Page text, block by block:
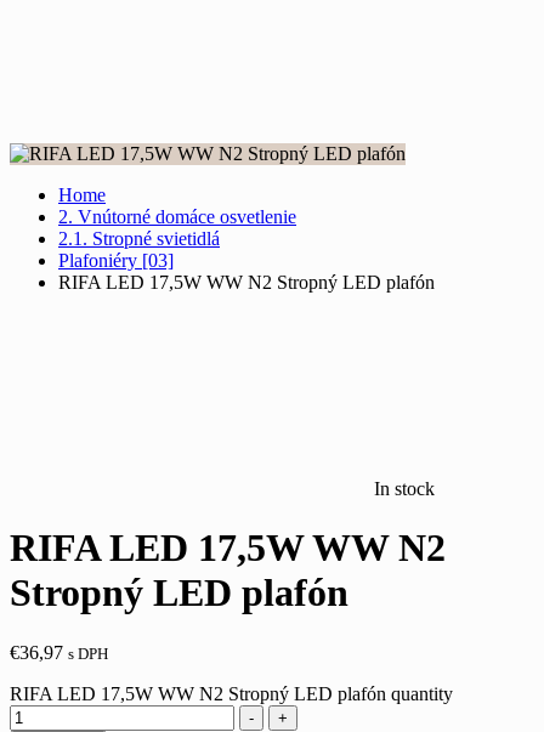
Home
2. Vnútorné domáce osvetlenie
2.1. Stropné svietidlá
Plafoniéry [03]
RIFA LED 17,5W WW N2 Stropný LED plafón
In stock
RIFA LED 17,5W WW N2
Stropný LED plafón
€36,97 s DPH
RIFA LED 17,5W WW N2 Stropný LED plafón quantity
-
+